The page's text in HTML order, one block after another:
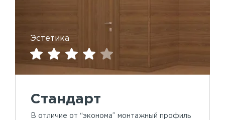
Эстетика
Стандарт
В отличие от “эконома” монтажный профиль